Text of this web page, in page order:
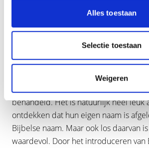
Alles toestaan
Selectie toestaan
Weigeren
kinderen toegankelijk wordt. Zo wordt
katern een soort ‘voorbeschouwing’
koningschap en profetie. Ook leren
de talen van de Bijbel en hoe we aan
In het tweede katern worden Bijbelse
behandeld. Het is natuurlijk heel leuk
ontdekken dat hun eigen naam is
Bijbelse naam. Maar ook los daarvan
waardevol. Door het introduceren van